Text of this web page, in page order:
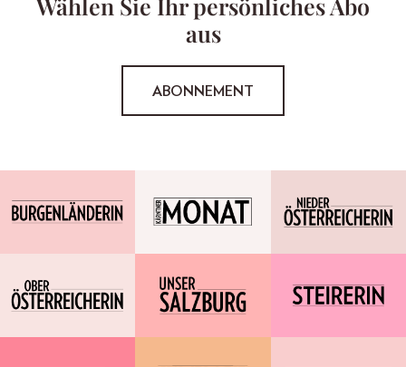
Wählen Sie Ihr persönliches Abo
aus
ABONNEMENT